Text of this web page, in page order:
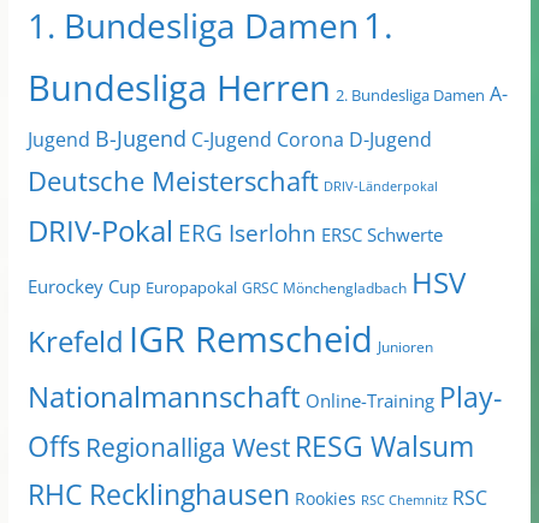
1. Bundesliga Damen 1.
Bundesliga Herren 2. Bundesliga Damen A-
Jugend B-Jugend C-Jugend Corona D-Jugend
Deutsche Meisterschaft DRIV-Länderpokal
DRIV-Pokal ERG Iserlohn ERSC Schwerte
Eurockey Cup Europapokal GRSC Mönchengladbach HSV
Krefeld IGR Remscheid Junioren
Nationalmannschaft Online-Training Play-
Offs Regionalliga West RESG Walsum
RHC Recklinghausen Rookies RSC Chemnitz RSC